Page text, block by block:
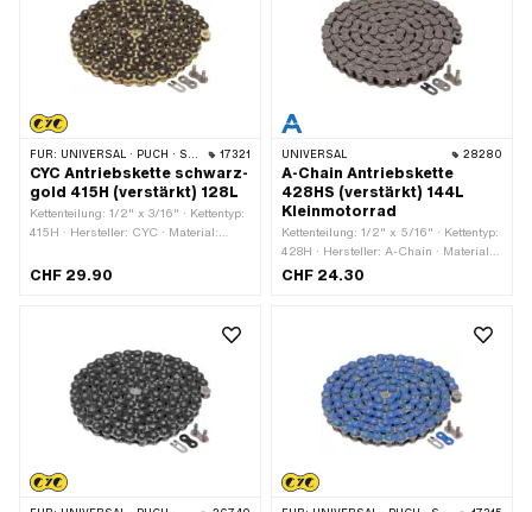
FÜR: UNIVERSAL · PUCH · SACHS · PONY / CILO (BETA 521 & 512) · ZÜNDAPP BELMONDO · TOMOS · BYE BIKE 17321
CYC Antriebskette schwarz-
gold 415H (verstärkt) 128L
Kettenteilung: 1/2" x 3/16" · Kettentyp:
415H · Hersteller: CYC · Material:
gold · Farbe: schwarz · Anzahl
CHF 29.90
UNIVERSAL 28280
A-Chain Antriebskette
428HS (verstärkt) 144L
Kleinmotorrad
Kettenteilung: 1/2" x 5/16" · Kettentyp:
428H · Hersteller: A-Chain · Material:
Stahl · Oberfläche: roh · Anzahl
CHF 24.30